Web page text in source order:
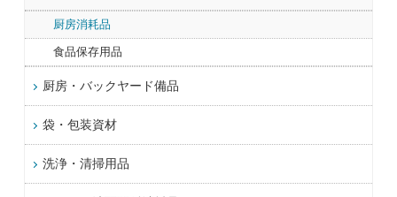
厨房消耗品
食品保存用品
厨房・バックヤード備品
袋・包装資材
洗浄・清掃用品